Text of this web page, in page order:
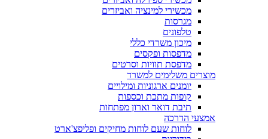
מכשירי למינציה ואביזרים
מגרסות
טלפונים
מיכון משרדי כללי
מדפסות ופקסים
מדפסת תוויות וסרטים
מוצרים משלימים למשרד
יומנים ארגוניות ומילויים
קופות מתכת וכספות
תיבת דואר וארון מפתחות
אמצעי הדרכה
לוחות שעם לוחות מחיקים ופליפצ'ארט